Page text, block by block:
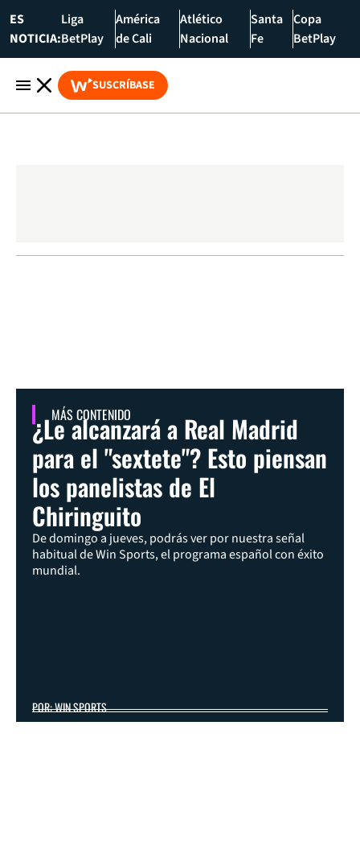
ES
NOTICIA:
Liga
BetPlay
América
de Cali
Atlético
Nacional
Santa
Fe
Copa
BetPlay
SUSCRÍBASE
MÁS CONTENIDO
¿Le alcanzará a Real Madrid
para el "sextete"? Esto piensan
los panelistas de El
Chiringuito
De domingo a jueves, podrás ver por nuestra señal
habitual de Win Sports, el programa español con éxito
mundial.
POR: WIN SPORTS